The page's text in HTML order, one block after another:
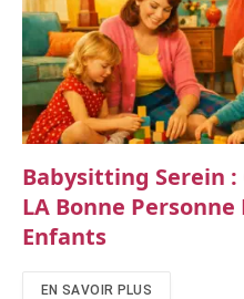
Babysitting Serein
LA Bonne
Enfants
EN SAVOIR PLUS